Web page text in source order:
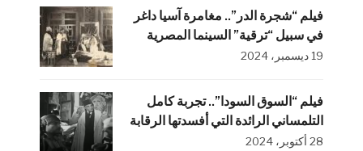
فيلم “شجرة الدر”.. مغامرة آسيا داغر
في سبيل “ترقية” السينما المصرية
19 ديسمبر، 2024
فيلم “السوق السودا”.. تجربة كامل
التلمساني الرائدة التي أفسدتها الرقابة
28 أكتوبر، 2024